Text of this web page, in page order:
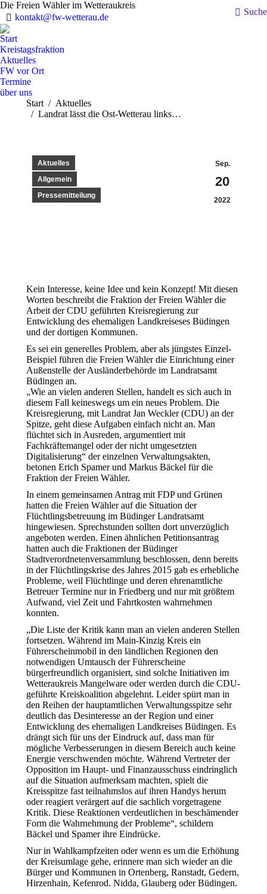
Die Freien Wähler im Wetteraukreis
kontakt@fw-wetterau.de
Search:
Suche
Start
Kreistagsfraktion
Aktuelles
FW vor Ort
Termine
über uns
Sie befinden sich hier:
Start
Aktuelles
Landrat lässt die Ost-Wetterau links…
Sep.
20
2022
Aktuelles
Allgemein
Pressemitteilung
Kein Interesse, keine Idee und kein Konzept! Mit diesen
Worten beschreibt die Fraktion der Freien Wähler die
Arbeit der CDU geführten Kreisregierung zur
Entwicklung des ehemaligen Landkreiseses Büdingen
und der dortigen Kommunen.
Es sei ein generelles Problem, aber als jüngstes Einzel-
Beispiel führen die Freien Wähler die Einrichtung einer
Außenstelle der Ausländerbehörde im Landratsamt
Büdingen an.
„Wie an vielen anderen Stellen, handelt es sich auch in
diesem Fall keineswegs um ein neues Problem. Die
Kreisregierung, mit Landrat Jan Weckler (CDU) an der
Spitze, geht diese Aufgaben einfach nicht an. Man
flüchtet sich in Ausreden, argumentiert mit
Fachkräftemangel oder der nicht umgesetzten
Digitalisierung“ der einzelnen Verwaltungsakten,
betonen Erich Spamer und Markus Bäckel für die
Fraktion der Freien Wähler.
In einem gemeinsamen Antrag mit FDP und Grünen
hatten die Freien Wähler auf die Situation der
Flüchtlingsbetreuung im Büdinger Landratsamt
hingewiesen. Sprechstunden sollten dort unverzüglich
angeboten werden. Einen ähnlichen Petitionsantrag
hatten auch die Fraktionen der Büdinger
Stadtverordnetenversammlung beschlossen, denn bereits
in der Flüchtlingskrise des Jahres 2015 gab es erhebliche
Probleme, weil Flüchtlinge und deren ehrenamtliche
Betreuer Termine nur in Friedberg und nur mit größtem
Aufwand, viel Zeit und Fahrtkosten wahrnehmen
konnten.
„Die Liste der Kritik kann man an vielen anderen Stellen
fortsetzen. Während im Main-Kinzig Kreis ein
Führerscheinmobil in den ländlichen Regionen den
notwendigen Umtausch der Führerscheine
bürgerfreundlich organisiert, sind solche Initiativen im
Wetteraukreis Mangelware oder werden durch die CDU-
geführte Kreiskoalition abgelehnt. Leider spürt man in
den Reihen der hauptamtlichen Verwaltungsspitze sehr
deutlich das Desinteresse an der Region und einer
Entwicklung des ehemaligen Landkreises Büdingen. Es
drängt sich für uns der Eindruck auf, dass man für
mögliche Verbesserungen in diesem Bereich auch keine
Energie verschwenden möchte. Während Vertreter der
Opposition im Haupt- und Finanzausschuss eindringlich
auf die Situation aufmerksam machten, spielt die
Kreisspitze fast teilnahmslos auf ihren Handys herum
oder reagiert verärgert auf die sachlich vorgetragene
Kritik. Diese Reaktionen verdeutlichen in beschämender
Form die Wahrnehmung der Probleme“, schildern
Bäckel und Spamer ihre Eindrücke.
Nur in Wahlkampfzeiten oder wenn es um die Erhöhung
der Kreisumlage gehe, erinnere man sich wieder an die
Bürger und Kommunen in Ortenberg, Ranstadt, Gedern,
Hirzenhain, Kefenrod. Nidda, Glauberg oder Büdingen.